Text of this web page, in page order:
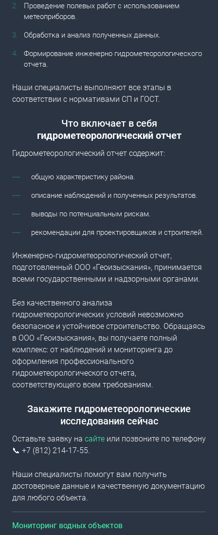
Проведение полевых работ с использованием
метеоприборов.
Обработка и анализ полученных данных.
Формирование инженерно гидрометеорологического
отчета.
Наши специалисты выполняют все этапы в
соответствии с нормативами СП и ГОСТ.
Что включает в себя
гидрометеорологический отчет
Гидрометеорологический отчет содержит:
общую характеристику района.
описание наблюдений и полученных результатов.
выводы по потенциальным рискам.
рекомендации для проектировщиков и строителей.
Инженерно-гидрометеорологический отчет,
подготовленный ООО «Геоизыскания», принимается
всеми государственными и надзорными органами.
Без качественного анализа
гидрометеорологических условий невозможно
безопасное и устойчивое строительство. Обращаясь
в ООО «Геоизыскания», вы получаете полный
комплекс: от наблюдений и мониторинга до
оформления профессионального
гидрометеорологического отчета,
соответствующего всем требованиям.
Закажите гидрометеорологические
исследования сейчас
Оставьте заявку на сайте или позвоните по телефону
📞 +7 (812) 214-17-55.
Наши специалисты помогут вам получить
достоверные данные и качественную документацию
для любого объекта.
Мониторинг водных объектов